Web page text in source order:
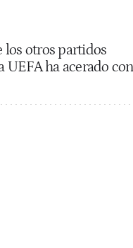
los otros partidos
UEFA ha acerado con